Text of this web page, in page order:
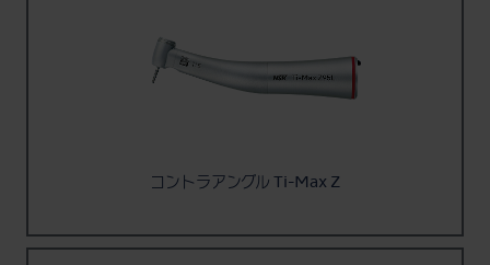
コントラアングル Ti-Max Z